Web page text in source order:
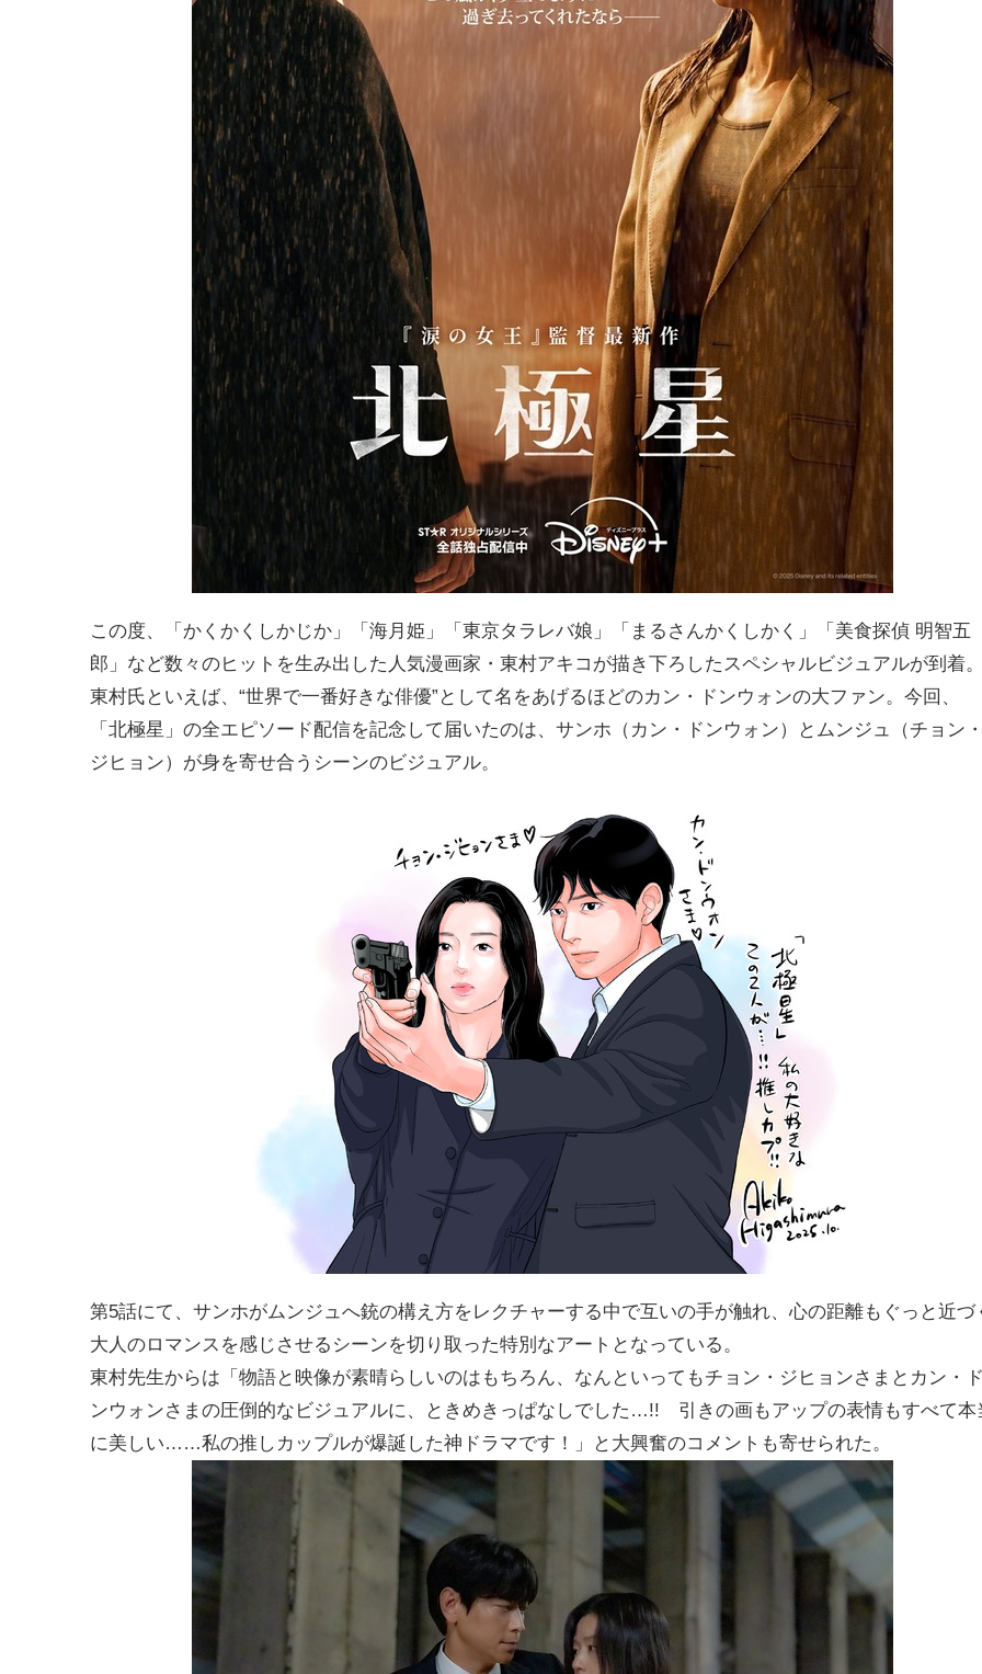
この度、「かくかくしかじか」「海月姫」「東京タラレバ娘」「まるさんかくしかく」「美食探偵 明智五
郎」など数々のヒットを生み出した人気漫画家・東村アキコが描き下ろしたスペシャルビジュアルが到着
東村氏といえば、“世界で一番好きな俳優”として名をあげるほどのカン・ドンウォンの大ファン。今回、
「北極星」の全エピソード配信を記念して届いたのは、サンホ（カン・ドンウォン）とムンジュ（チョン
ジヒョン）が身を寄せ合うシーンのビジュアル。
第5話にて、サンホがムンジュへ銃の構え方をレクチャーする中で互いの手が触れ、心の距離もぐっと近づ
大人のロマンスを感じさせるシーンを切り取った特別なアートとなっている。
東村先生からは「物語と映像が素晴らしいのはもちろん、なんといってもチョン・ジヒョンさまとカン・
ンウォンさまの圧倒的なビジュアルに、ときめきっぱなしでした…!! 引きの画もアップの表情もすべて本
に美しい……私の推しカップルが爆誕した神ドラマです！」と大興奮のコメントも寄せられた。